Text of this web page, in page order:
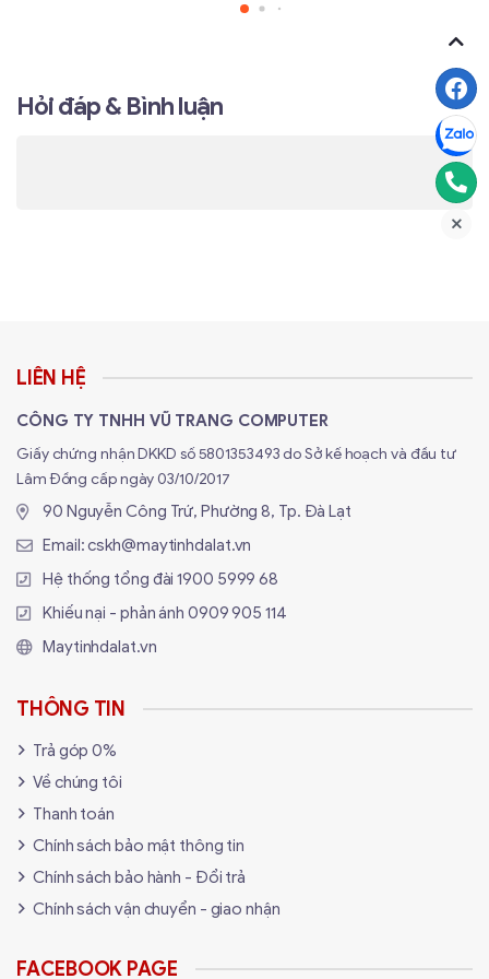
Hảo Với Hệ Điều Hành macOS
Tương Thích Hoàn Toàn Với macOS
Một điểm nổi bật của bàn phím FL-ESPORTS FL100 là
khả năng tương thích hoàn hảo với hệ điều hành
macOS, bao gồm các thiết bị như MacBook, iMac,
iPhone, và iPad. FL100 hỗ trợ đầy đủ các phím chức
năng và phím tắt đặc trưng của macOS, cung cấp trải
nghiệm sử dụng mượt mà và không gặp phải những hạn
của Apple. Đây là điểm mạnh đáng chú ý giúp FL-
ESPORTS thu hút được nhiều người dùng yêu thích sản
khách hàng trong hệ sinh thái của hãng táo khuyết.
Hỏi đáp & Bình luận
LIÊN HỆ
CÔNG TY TNHH VŨ TRANG COMPUTER
Giấy chứng nhận DKKD số 5801353493 do Sở kế hoạch và đầu tư
Lâm Đồng cấp ngày 03/10/2017
90 Nguyễn Công Trứ, Phường 8, Tp. Đà Lạt
Email:cskh@maytinhdalat.vn
Hệ thống tổng đài1900 5999 68
Khiếu nại - phản ánh 0909 905 114
Maytinhdalat.vn
THÔNG TIN
Trả góp 0%
Về chúng tôi
Thanh toán
Chính sách bảo mật thông tin
Chính sách bảo hành - Đổi trả
Chính sách vận chuyển - giao nhận
FACEBOOK PAGE